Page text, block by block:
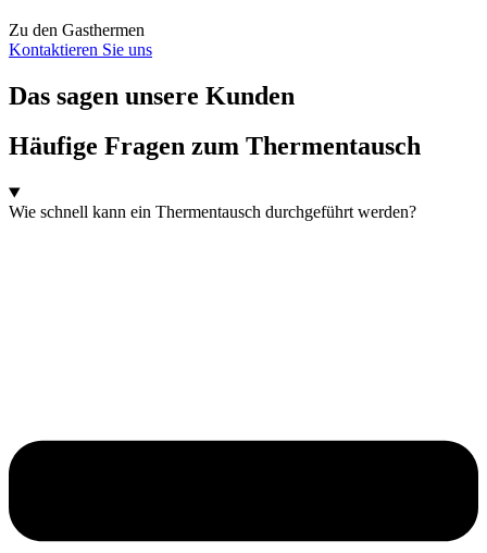
Zu den Gasthermen
Kontaktieren Sie uns
Das sagen unsere Kunden
Häufige Fragen zum Thermentausch
Wie schnell kann ein Thermentausch durchgeführt werden?